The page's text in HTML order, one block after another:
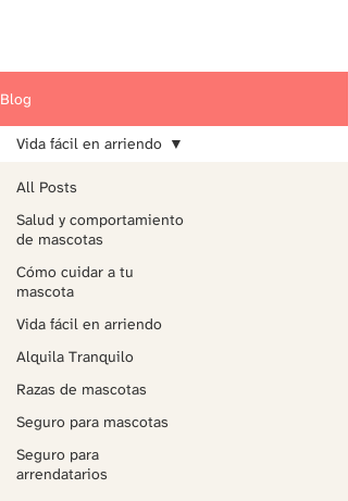
Blog
All Posts
Salud y comportamiento
de mascotas
Cómo cuidar a tu
mascota
Vida fácil en arriendo
Alquila Tranquilo
Razas de mascotas
Seguro para mascotas
Seguro para
arrendatarios
Vida fácil en arriendo